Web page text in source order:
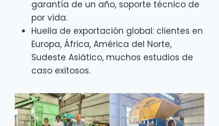
garantía de un año, soporte técnico de
por vida.
Huella de exportación global: clientes en
Europa, África, América del Norte,
Sudeste Asiático, muchos estudios de
caso exitosos.